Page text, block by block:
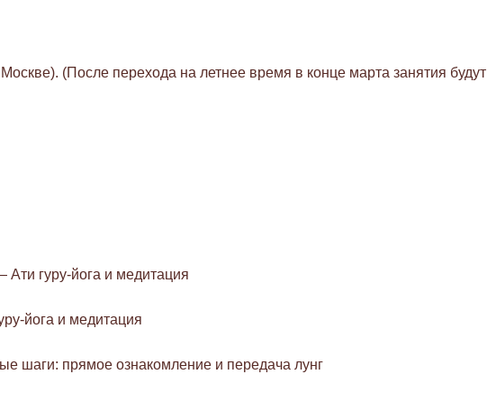
(После перехода на летнее время в конце марта занятия будут
гуру-йога и медитация
йога и медитация
шаги: прямое ознакомление и передача лунг